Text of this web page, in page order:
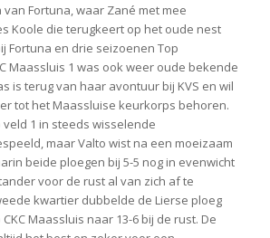
Fortuna, waar Zané met mee
Koole die terugkeert op het oude nest
Fortuna en drie seizoenen Top
Maassluis 1 was ook weer oude bekende
is terug van haar avontuur bij KVS en wil
tot het Maassluise keurkorps behoren.
veld 1 in steeds wisselende
maar Valto wist na een moeizaam
beide ploegen bij 5-5 nog in evenwicht
voor de rust al van zich af te
kwartier dubbelde de Lierse ploeg
Maassluis naar 13-6 bij de rust. De